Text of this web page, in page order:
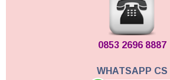
0853 2696 8887
WHATSAPP CS